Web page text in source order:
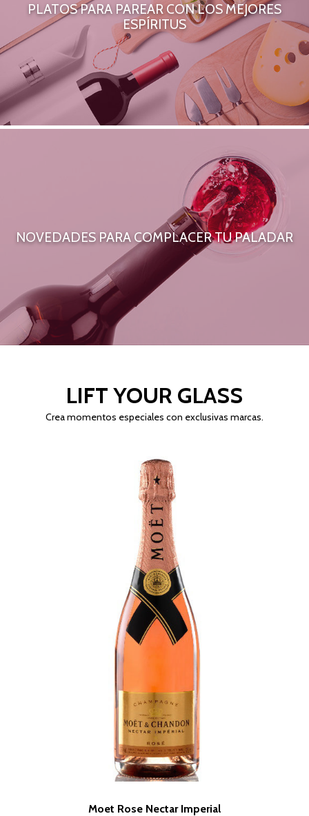
PLATOS PARA PAREAR CON LOS MEJORES
ESPÍRITUS
NOVEDADES PARA COMPLACER TU PALADAR
LIFT YOUR GLASS
Crea momentos especiales con exclusivas marcas.
Moet Rose Nectar Imperial